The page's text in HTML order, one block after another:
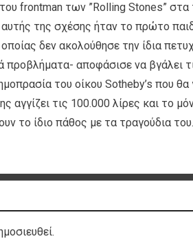
frontman των ”Rolling Stones” στα
της σχέσης ήταν το πρώτο
δεν ακολούθησε την ίδια
προβλήματα- αποφάσισε να βγάλει
του οίκου Sotheby’s που θα
τις 100.000 λίρες και το
το ίδιο πάθος με τα τραγούδια του.